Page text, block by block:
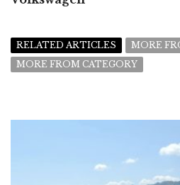
RELATED ARTICLES
MORE
MORE FROM CATEGORY